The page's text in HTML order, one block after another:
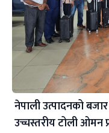
नेपाली उत्पादनको बजार
उच्चस्तरीय टोली ओमन